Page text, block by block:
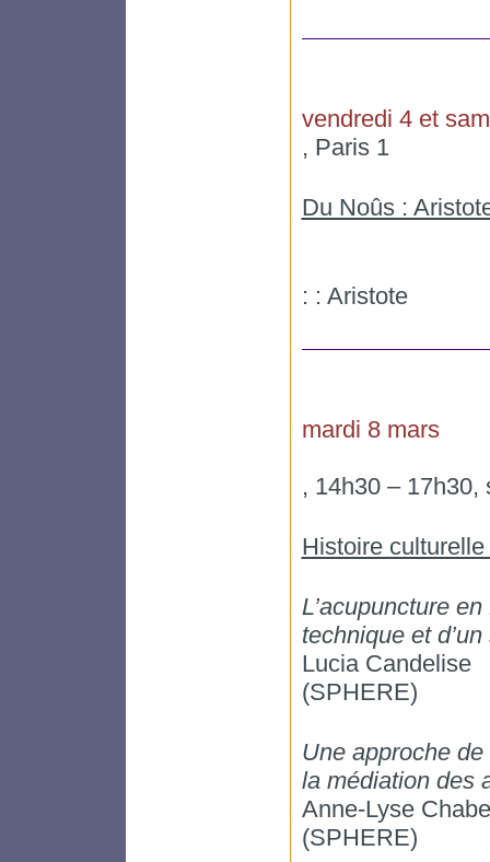
vendredi 4 et
, Paris 1
Du Noûs :
: : Aristote
mardi 8 mars
, 14h30 – 17h30,
Histoire
L’acupuncture
technique et
Lucia Candelise
(SPHERE)
Une approche
la médiation des
Anne-Lyse
(SPHERE)